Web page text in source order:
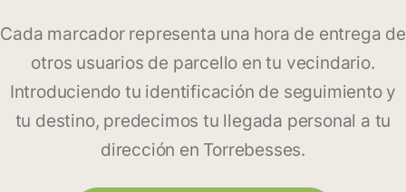
Cada marcador representa una hora de entrega de
otros usuarios de parcello en tu vecindario.
Introduciendo tu identificación de seguimiento y
tu destino, predecimos tu llegada personal a tu
dirección en Torrebesses.